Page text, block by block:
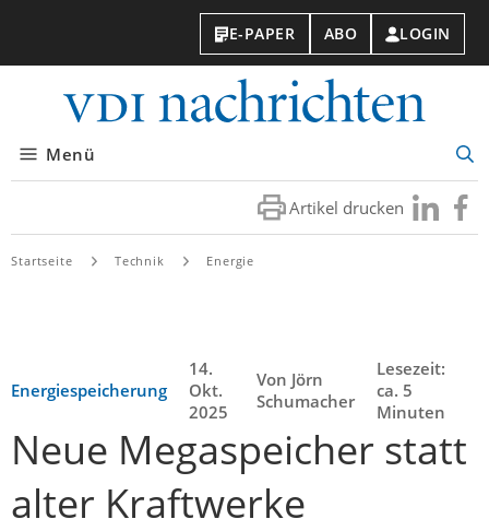
E-PAPER ABO LOGIN
Menü
Artikel drucken Besuchen
Sie
Sie
Startseite Technik Energie
Energiespeicherung
14.
Okt.
2025
Von Jörn
Schumacher
Lesezeit:
ca. 5
Minuten
Neue Megaspeicher statt
alter Kraftwerke